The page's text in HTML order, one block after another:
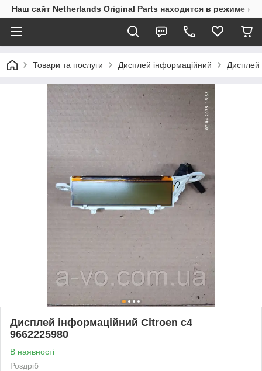
Наш сайт Netherlands Original Parts находится в режиме
Товари та послуги Дисплей інформаційний Дисплей
Дисплей інформаційний Citroen c4
9662225980
В наявності
Роздріб